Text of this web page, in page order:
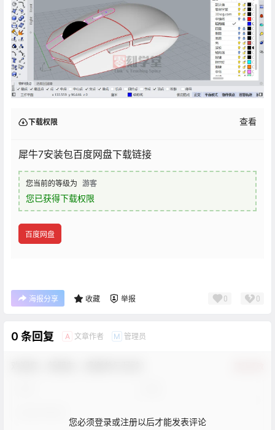
下载权限 查看
犀牛7安装包百度网盘下载链接
您当前的等级为 游客
您已获得下载权限
百度网盘
海报分享 收藏 举报 0 0
0 条回复 A 文章作者 M 管理员
您必须登录或注册以后才能发表评论